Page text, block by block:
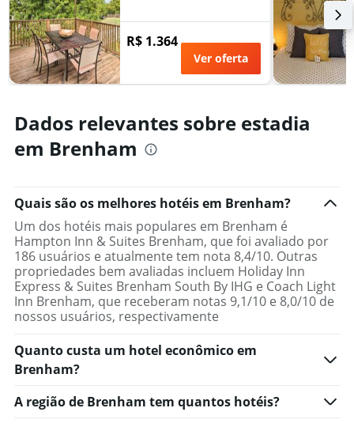
R$ 1.364
Ver oferta
Dados relevantes sobre estadia
em Brenham
Quais são os melhores hotéis em Brenham?
Um dos hotéis mais populares em Brenham é
Hampton Inn & Suites Brenham, que foi avaliado por
186 usuários e atualmente tem nota 8,4/10. Outras
propriedades bem avaliadas incluem Holiday Inn
Express & Suites Brenham South By IHG e Coach Light
Inn Brenham, que receberam notas 9,1/10 e 8,0/10 de
nossos usuários, respectivamente
Quanto custa um hotel econômico em
Brenham?
A região de Brenham tem quantos hotéis?